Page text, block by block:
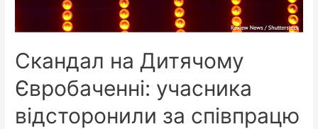
Скандал на Дитячому
Євробаченні: учасника
відсторонили за співпрацю